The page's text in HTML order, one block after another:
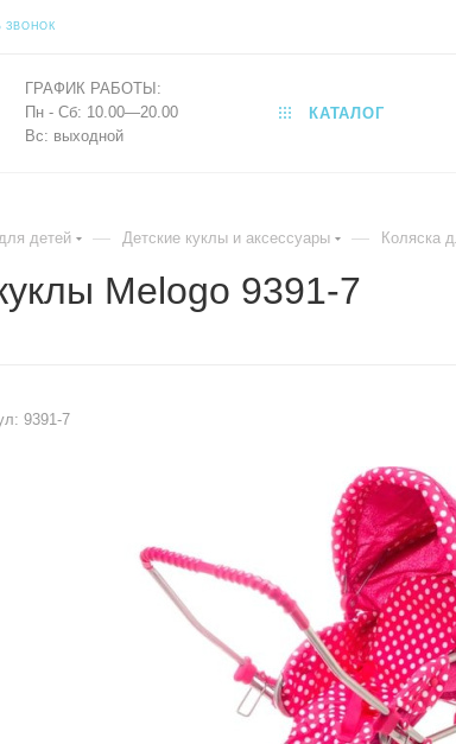
ЗВОНОК
ГРАФИК РАБОТЫ:
Пн - Сб: 10.00—20.00
Вс: выходной
КАТАЛОГ
детей — Детские куклы и аксессуары — Коляска
Melogo 9391-7
9391-7